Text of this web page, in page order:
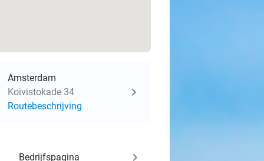
Amsterdam
Koivistokade 34
Routebeschrijving
Bedrijfspagina keyboard_arrow_right